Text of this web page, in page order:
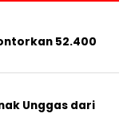
52.400
Unggas dari